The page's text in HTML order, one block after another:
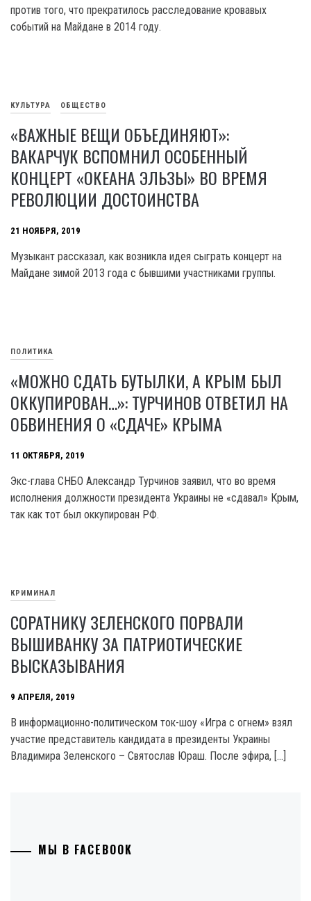
против того, что прекратилось расследование кровавых
событий на Майдане в 2014 году.
КУЛЬТУРА ОБЩЕСТВО
«ВАЖНЫЕ ВЕЩИ ОБЪЕДИНЯЮТ»:
ВАКАРЧУК ВСПОМНИЛ ОСОБЕННЫЙ
КОНЦЕРТ «ОКЕАНА ЭЛЬЗЫ» ВО ВРЕМЯ
РЕВОЛЮЦИИ ДОСТОИНСТВА
21 НОЯБРЯ, 2019
Музыкант рассказал, как возникла идея сыграть концерт на
Майдане зимой 2013 года с бывшими участниками группы.
ПОЛИТИКА
«МОЖНО СДАТЬ БУТЫЛКИ, А КРЫМ БЫЛ
ОККУПИРОВАН…»: ТУРЧИНОВ ОТВЕТИЛ НА
ОБВИНЕНИЯ О «СДАЧЕ» КРЫМА
11 ОКТЯБРЯ, 2019
Экс-глава СНБО Александр Турчинов заявил, что во время
исполнения должности президента Украины не «сдавал» Крым,
так как тот был оккупирован РФ.
КРИМИНАЛ
СОРАТНИКУ ЗЕЛЕНСКОГО ПОРВАЛИ
ВЫШИВАНКУ ЗА ПАТРИОТИЧЕСКИЕ
ВЫСКАЗЫВАНИЯ
9 АПРЕЛЯ, 2019
В информационно-политическом ток-шоу «Игра с огнем» взял
участие представитель кандидата в президенты Украины
Владимира Зеленского – Святослав Юраш. После эфира, […]
МЫ В FACEBOOK